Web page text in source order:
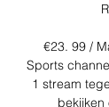
€23. 99 /
Sports
1 stream
bekijken